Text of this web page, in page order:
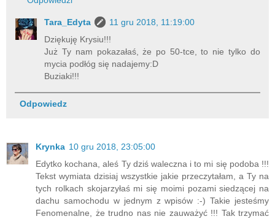
Tara_Edyta
11 gru 2018, 11:19:00
Dziękuję Krysiu!!!
Już Ty nam pokazałaś, że po 50-tce, to nie tylko do
mycia podłóg się nadajemy:D
Buziaki!!!
Odpowiedz
Krynka 10 gru 2018, 23:05:00
Edytko kochana, aleś Ty dziś waleczna i to mi się podoba !!!
Tekst wymiata dzisiaj wszystkie jakie przeczytałam, a Ty na
tych rolkach skojarzyłaś mi się moimi pozami siedzącej na
dachu samochodu w jednym z wpisów :-) Takie jesteśmy
Fenomenalne, że trudno nas nie zauważyć !!! Tak trzymać